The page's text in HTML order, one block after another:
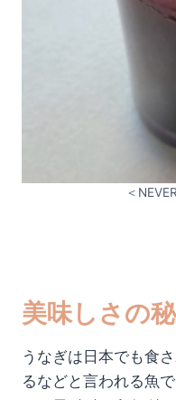
＜
美味しさの
うなぎは日本でも食
るなどと言われる魚で